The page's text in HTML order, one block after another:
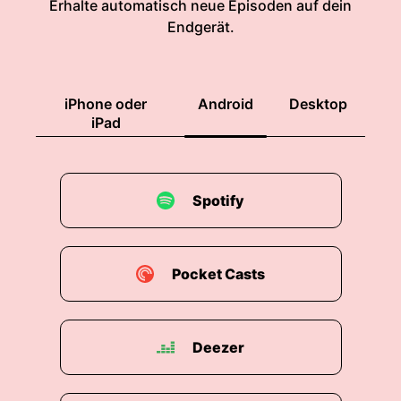
Konferenz nicht mit
00:00:57: Kai Donato: Kulissen richtig, richtig
busy und hat
00:01:00: Kai Donato: natürlich bei der
00:01:01: Kai Donato: geholfen.
00:01:01: Kai Donato: Großes Dankeschön an
dich, hat natürlich
00:01:02: Kai Donato: bei der Vorbereitung sehr
00:01:03: Kai Donato: Großes Dankeschön an
Erhalte automatisch neue Episoden auf dein
Endgerät.
iPhone oder
iPad
Android Desktop
Spotify
Pocket Casts
Deezer